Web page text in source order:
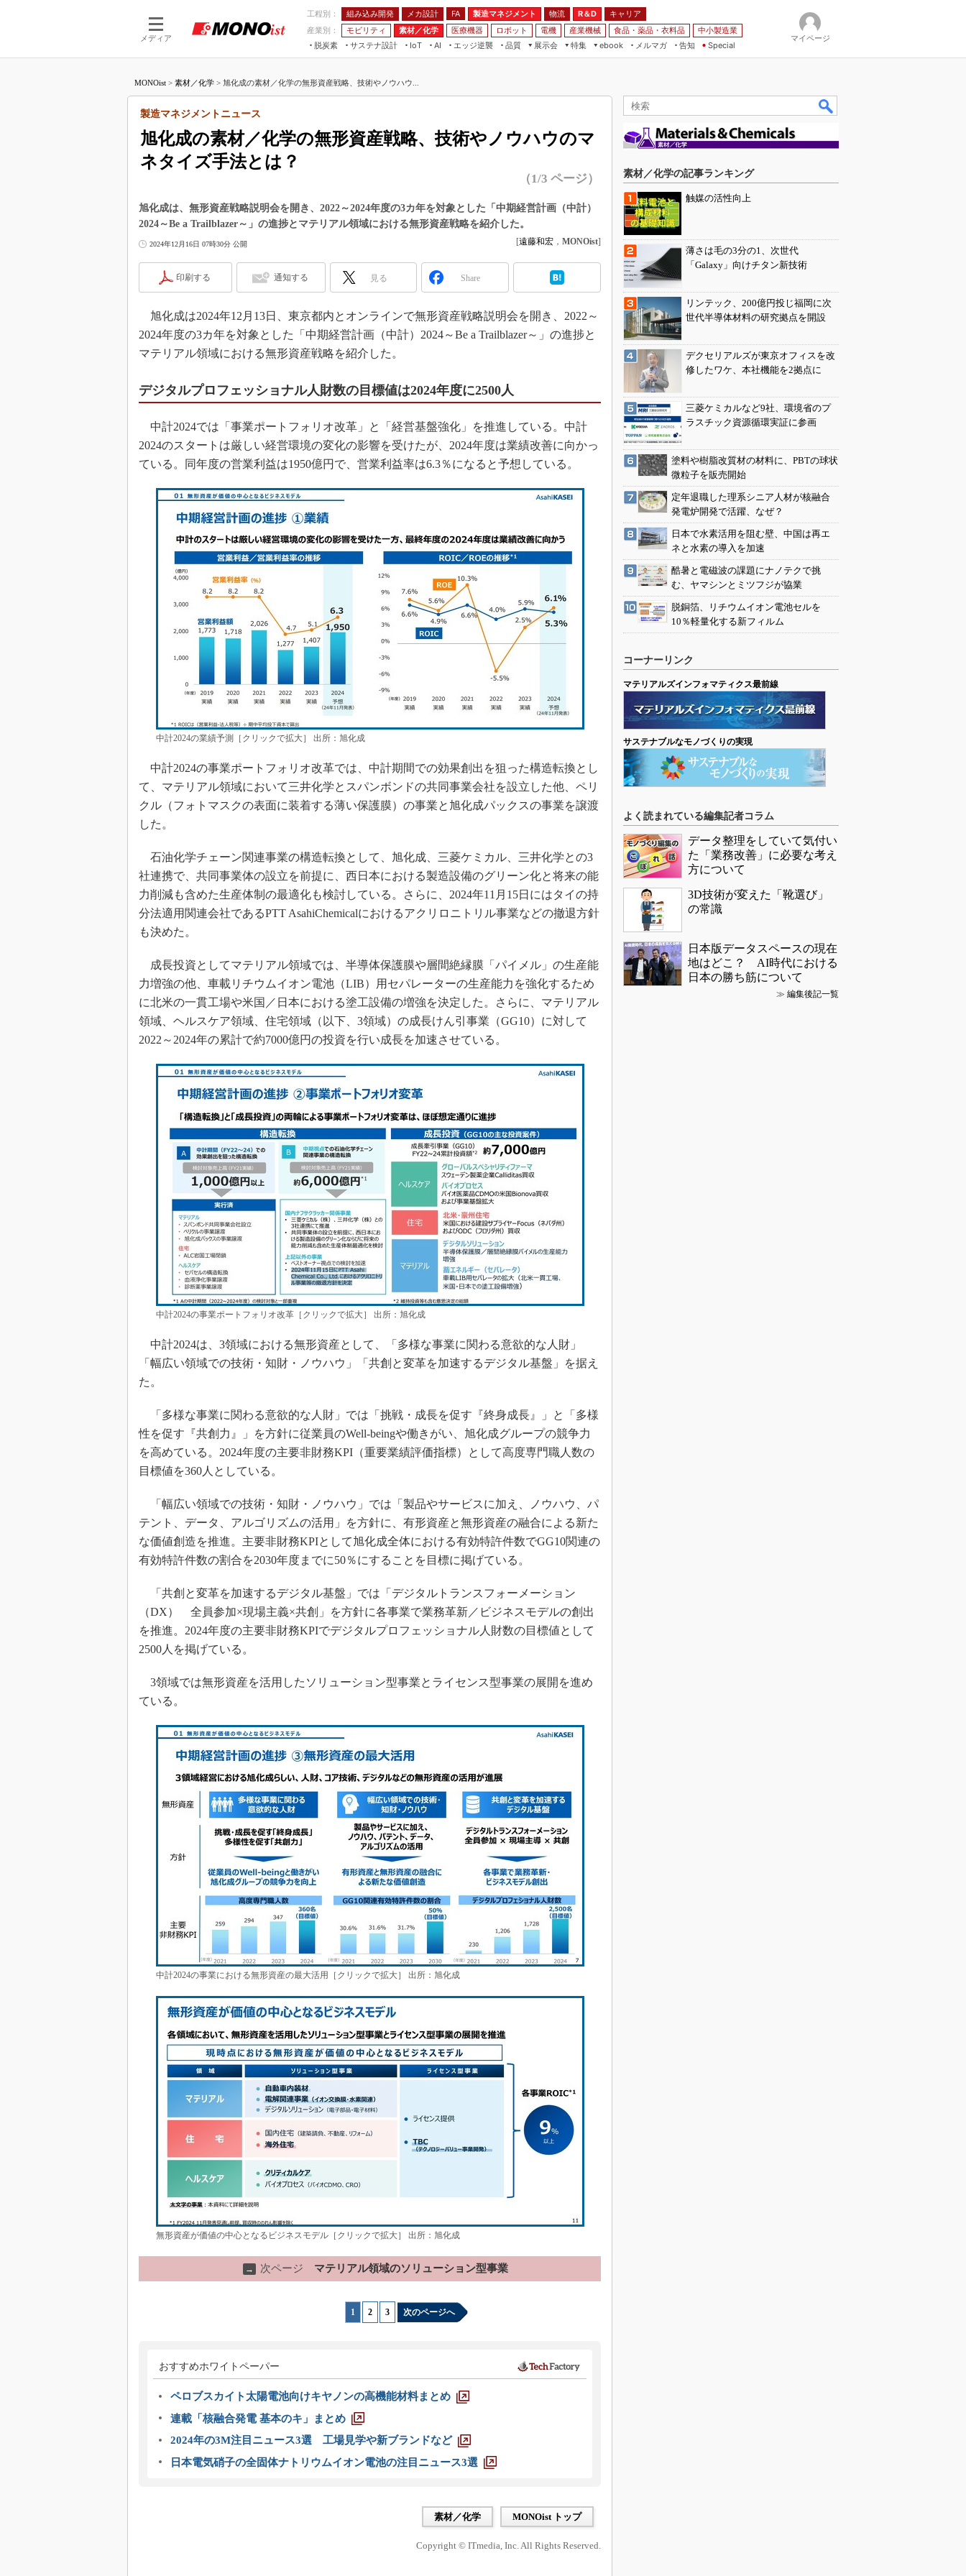
メディア
工程別： 組み込み開発 メカ設計 FA 製造マネジメント 物流 R＆D
キャリア
産業別：
モビリティ 素材／化学 医療機器 ロボット 電機 産業機械 食品・薬品・衣料品
中小製造業
脱炭素
サステナ設計
IoT
つながる工場
AI
AI×設備保全
エッジ逆襲 品質
展示会
JIMTOF
IIFES
TECHNO-FRONTIER
人テク展
日本ものづくりワールド
AUTOMOTIVE WORLD
産業オープンネット展
特集
VR／AR
フィールドサービス
組み込みモデリング
車載ソフト開発
ISO26262
インダストリー4.0
製造業ビッグデータ
メイドインジャパン
グローバル設計・開発
新型コロナへの対応
ebook
FA
モビリティ
メルマガ
告知 Special
マイページ
MONOist > 素材／化学 > 旭化成の素材／化学の無形資産戦略、技術やノウハウ...
旭化成の素材／化学の無形資産戦略、技術やノウハウのマ
ネタイズ手法とは？
製造マネジメントニュース
（1/3 ページ）
旭化成は、無形資産戦略説明会を開き、2022～2024年度の3カ年を対象とした「中期経営計画（中計）
2024～Be a Trailblazer～」の進捗とマテリアル領域における無形資産戦略を紹介した。
2024年12月16日 07時30分 公開 [遠藤和宏 ， MONOist]
印刷する 通知する 見る Share
旭化成は2024年12月13日、東京都内とオンラインで無形資産戦略説明会を開き、2022～
2024年度の3カ年を対象とした「中期経営計画（中計）2024～Be a Trailblazer～」の進捗と
マテリアル領域における無形資産戦略を紹介した。
デジタルプロフェッショナル人財数の目標値は2024年度に2500人
中計2024では「事業ポートフォリオ改革」と「経営基盤強化」を推進している。中計
2024のスタートは厳しい経営環境の変化の影響を受けたが、2024年度は業績改善に向かっ
ている。同年度の営業利益は1950億円で、営業利益率は6.3％になると予想している。
中計2024の業績予測［クリックで拡大］ 出所：旭化成
中計2024の事業ポートフォリオ改革では、中計期間での効果創出を狙った構造転換とし
て、マテリアル領域において三井化学とスパンボンドの共同事業会社を設立した他、ペリ
クル（フォトマスクの表面に装着する薄い保護膜）の事業と旭化成パックスの事業を譲渡
した。
石油化学チェーン関連事業の構造転換として、旭化成、三菱ケミカル、三井化学との3
社連携で、共同事業体の設立を前提に、西日本における製造設備のグリーン化と将来の能
力削減も含めた生産体制の最適化も検討している。さらに、2024年11月15日にはタイの持
分法適用関連会社であるPTT AsahiChemicalにおけるアクリロニトリル事業などの撤退方針
も決めた。
成長投資としてマテリアル領域では、半導体保護膜や層間絶縁膜「パイメル」の生産能
力増強の他、車載リチウムイオン電池（LIB）用セパレーターの生産能力を強化するため
に北米の一貫工場や米国／日本における塗工設備の増強を決定した。さらに、マテリアル
領域、ヘルスケア領域、住宅領域（以下、3領域）の成長けん引事業（GG10）に対して
2022～2024年の累計で約7000億円の投資を行い成長を加速させている。
中計2024の事業ポートフォリオ改革［クリックで拡大］ 出所：旭化成
中計2024は、3領域における無形資産として、「多様な事業に関わる意欲的な人財」
「幅広い領域での技術・知財・ノウハウ」「共創と変革を加速するデジタル基盤」を据え
た。
「多様な事業に関わる意欲的な人財」では「挑戦・成長を促す『終身成長』」と「多様
性を促す『共創力』」を方針に従業員のWell-beingや働きがい、旭化成グループの競争力
を高めている。2024年度の主要非財務KPI（重要業績評価指標）として高度専門職人数の
目標値を360人としている。
「幅広い領域での技術・知財・ノウハウ」では「製品やサービスに加え、ノウハウ、パ
テント、データ、アルゴリズムの活用」を方針に、有形資産と無形資産の融合による新た
な価値創造を推進。主要非財務KPIとして旭化成全体における有効特許件数でGG10関連の
有効特許件数の割合を2030年度までに50％にすることを目標に掲げている。
「共創と変革を加速するデジタル基盤」では「デジタルトランスフォーメーション
（DX） 全員参加×現場主義×共創」を方針に各事業で業務革新／ビジネスモデルの創出
を推進。2024年度の主要非財務KPIでデジタルプロフェッショナル人財数の目標値として
2500人を掲げている。
3領域では無形資産を活用したソリューション型事業とライセンス型事業の展開を進め
ている。
中計2024の事業における無形資産の最大活用［クリックで拡大］ 出所：旭化成
無形資産が価値の中心となるビジネスモデル［クリックで拡大］ 出所：旭化成
→ 次ページ マテリアル領域のソリューション型事業
1 2 3 次のページへ
おすすめホワイトペーパー
ペロブスカイト太陽電池向けキヤノンの高機能材料まとめ
連載「核融合発電 基本のキ」まとめ
2024年の3M注目ニュース3選 工場見学や新ブランドなど
日本電気硝子の全固体ナトリウムイオン電池の注目ニュース3選
素材／化学 MONOist トップ
Copyright © ITmedia, Inc. All Rights Reserved.
素材／化学の記事ランキング
触媒の活性向上
薄さは毛の3分の1、次世代
「Galaxy」向けチタン新技術
リンテック、200億円投じ福岡に次
世代半導体材料の研究拠点を開設
デクセリアルズが東京オフィスを改
修したワケ、本社機能を2拠点に
三菱ケミカルなど9社、環境省のプ
ラスチック資源循環実証に参画
塗料や樹脂改質材の材料に、PBTの球状
微粒子を販売開始
定年退職した理系シニア人材が核融合
発電炉開発で活躍、なぜ？
日本で水素活用を阻む壁、中国は再エ
ネと水素の導入を加速
酷暑と電磁波の課題にナノテクで挑
む、ヤマシンとミツフジが協業
脱銅箔、リチウムイオン電池セルを
10％軽量化する新フィルム
コーナーリンク
マテリアルズインフォマティクス最前線
サステナブルなモノづくりの実現
よく読まれている編集記者コラム
データ整理をしていて気付い
た「業務改善」に必要な考え
方について
3D技術が変えた「靴選び」
の常識
日本版データスペースの現在
地はどこ？ AI時代における
日本の勝ち筋について
≫ 編集後記一覧